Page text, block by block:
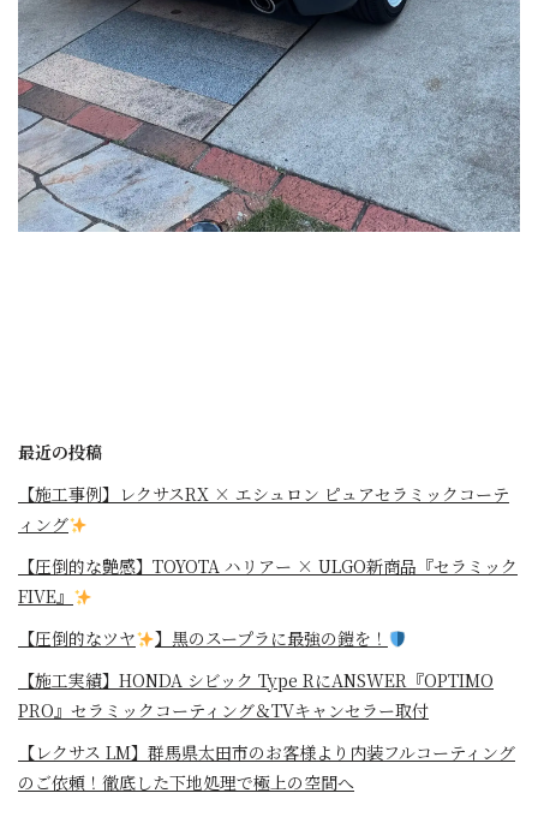
最近の投稿
【施工事例】レクサスRX × エシュロン ピュアセラミックコーテ
ィング
【圧倒的な艶感】TOYOTA ハリアー × ULGO新商品『セラミック
FIVE』
【圧倒的なツヤ
】黒のスープラに最強の鎧を！
⁡【施工実績】HONDA シビック Type RにANSWER『OPTIMO
PRO』セラミックコーティング＆TVキャンセラー取付
【レクサス LM】群馬県太田市のお客様より内装フルコーティング
のご依頼！徹底した下地処理で極上の空間へ